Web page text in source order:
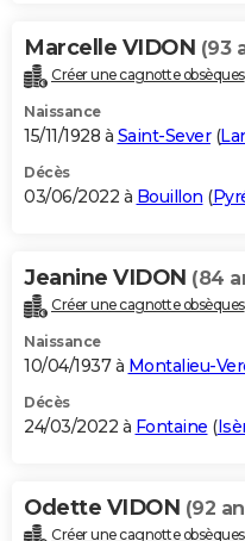
Marcelle VIDON (93
Créer une cagnotte obsèques
Naissance
15/11/1928 à Saint-Sever(
Décès
03/06/2022 à Bouillon (
Jeanine VIDON (84
Créer une cagnotte obsèques
Naissance
10/04/1937 à Montalieu-
Décès
24/03/2022 à Fontaine (
Odette VIDON (92
Créer une cagnotte obsèques